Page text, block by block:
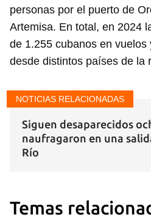
personas por el puerto de
Artemisa. En total, en 2024
de 1.255 cubanos en
desde distintos países de la
NOTICIAS RELACIONADAS
Siguen desaparecidos
naufragaron en una
Río
Temas